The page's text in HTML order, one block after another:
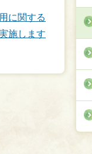
に関する
施します